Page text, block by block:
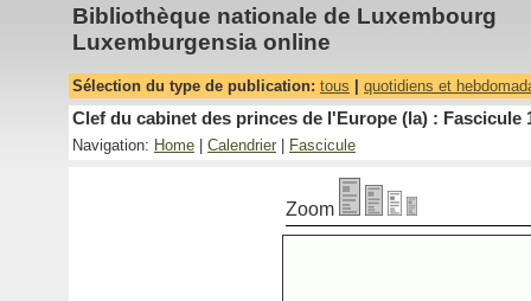
Bibliothèque nationale de Luxembourg
Luxemburgensia online
Sélection du type de publication: tous quotidiens et
Clef du cabinet des princes de l'Europe (la) : Fascicule
Navigation: Home Calendrier Fascicule
Zoom